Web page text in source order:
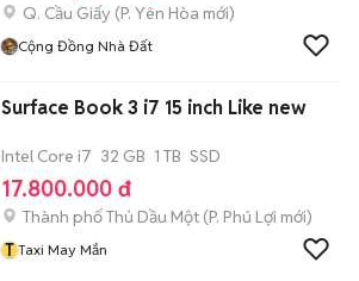
Q. Cầu Giấy (P. Yên Hòa mới)
Cộng Đồng Nhà Đất
Surface Book 3 i7 15 inch Like new
Intel Core i7 32 GB 1 TB SSD
17.800.000 đ
Thành phố Thủ Dầu Một (P. Phú Lợi mới)
T Taxi May Mắn